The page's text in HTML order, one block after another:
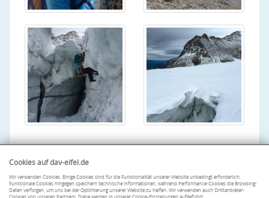
Cookies auf dav-eifel.de
Wir verwenden Cookies. Einige Cookies sind für die Funktionalität unserer Website unbedingt erforderlich.
Funktionale Cookies hingegen speichern technische Informationen, während Performance-Cookies die Browsing-
Daten verfolgen, um uns bei der Optimierung unserer Website zu helfen. Wir verwenden auch Drittanbieter-
Cookies von unseren Partnern. Diese werden in unserer Cookie-Einstellungen aufgeführt.